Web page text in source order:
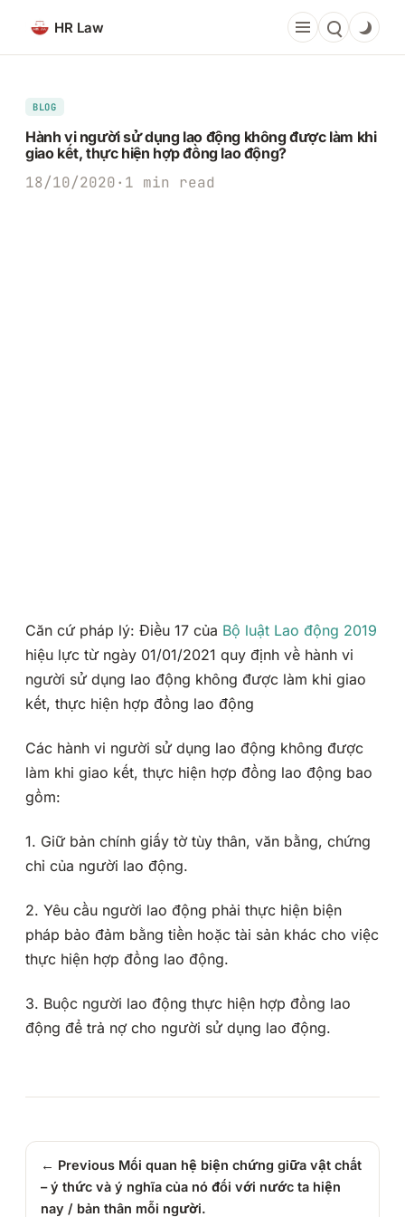
phần
dung
HR Law
BLOG
Hành vi người sử dụng lao động không được làm khi
giao kết, thực hiện hợp đồng lao động?
18/10/2020· 1 min read
Căn cứ pháp lý: Điều 17 của Bộ luật Lao động 2019
hiệu lực từ ngày 01/01/2021 quy định về hành vi
người sử dụng lao động không được làm khi giao
kết, thực hiện hợp đồng lao động
Các hành vi người sử dụng lao động không được
làm khi giao kết, thực hiện hợp đồng lao động bao
gồm:
1. Giữ bản chính giấy tờ tùy thân, văn bằng, chứng
chỉ của người lao động.
2. Yêu cầu người lao động phải thực hiện biện
pháp bảo đảm bằng tiền hoặc tài sản khác cho việc
thực hiện hợp đồng lao động.
3. Buộc người lao động thực hiện hợp đồng lao
động để trả nợ cho người sử dụng lao động.
← Previous Mối quan hệ biện chứng giữa vật chất
– ý thức và ý nghĩa của nó đối với nước ta hiện
nay / bản thân mỗi người.